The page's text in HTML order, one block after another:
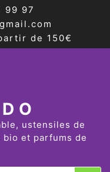
99 97
de 150€
ustensiles de
et parfums de